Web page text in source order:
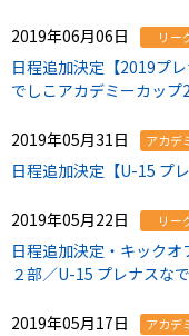
2019年06月06日 リー
日程追加決定【2019プ
でしこアカデミーカップ
2019年05月31日 アカデ
日程追加決定【U-15 プ
2019年05月22日 リー
日程追加決定・キック
２部／U-15 プレナスな
2019年05月17日 アカデ